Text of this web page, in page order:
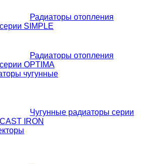
Радиаторы отопления
серии SIMPLE
Радиаторы отопления
серии OPTIMA
чугунные
Чугунные радиаторы серии
CAST IRON